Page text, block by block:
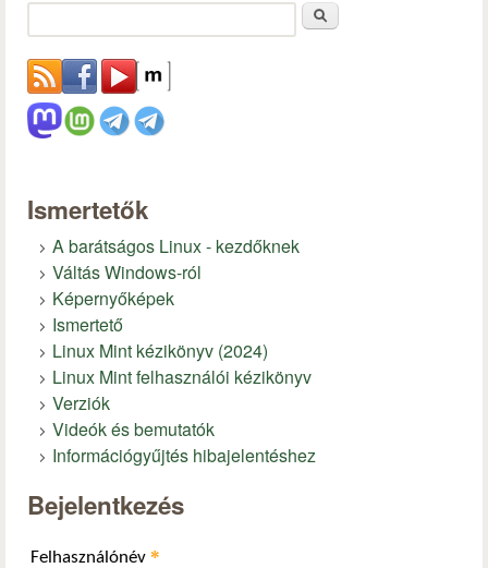
Ismertetők
A barátságos Linux - kezdőknek
Váltás Windows-ról
Képernyőképek
Ismertető
Linux Mint kézikönyv (2024)
Linux Mint felhasználói kézikönyv
Verziók
Videók és bemutatók
Információgyűjtés hibajelentéshez
Bejelentkezés
Felhasználónév *